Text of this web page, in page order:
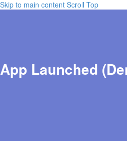
Skip to main content Scroll Top
App Launched